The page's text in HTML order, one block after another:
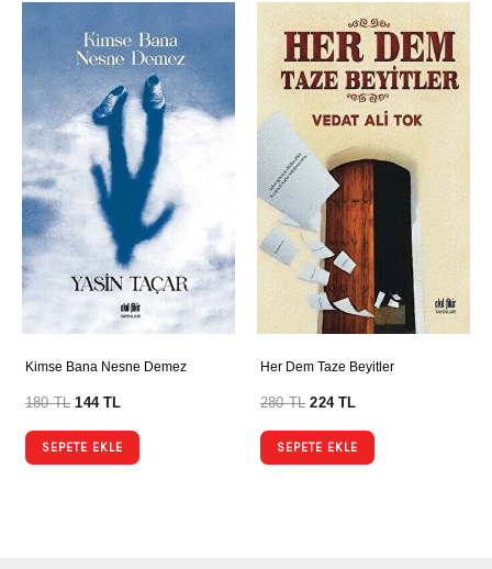
Kimse Bana Nesne Demez
180TL 144TL
SEPETE EKLE
Her Dem Taze Beyitler
280TL 224TL
SEPETE EKLE